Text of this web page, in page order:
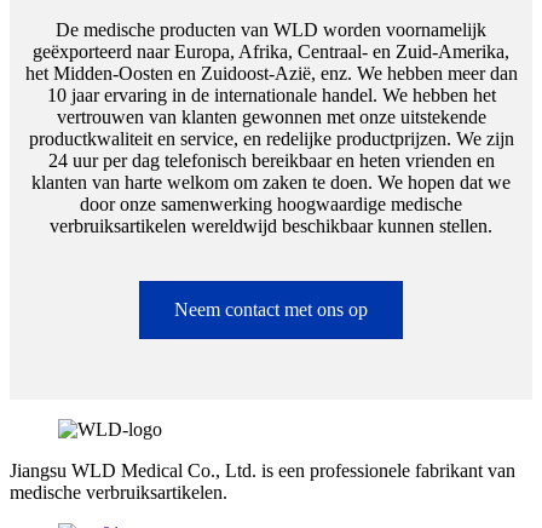
De medische producten van WLD worden voornamelijk
geëxporteerd naar Europa, Afrika, Centraal- en Zuid-Amerika,
het Midden-Oosten en Zuidoost-Azië, enz. We hebben meer dan
10 jaar ervaring in de internationale handel. We hebben het
vertrouwen van klanten gewonnen met onze uitstekende
productkwaliteit en service, en redelijke productprijzen. We zijn
24 uur per dag telefonisch bereikbaar en heten vrienden en
klanten van harte welkom om zaken te doen. We hopen dat we
door onze samenwerking hoogwaardige medische
verbruiksartikelen wereldwijd beschikbaar kunnen stellen.
Neem contact met ons op
Jiangsu WLD Medical Co., Ltd. is een professionele fabrikant van
medische verbruiksartikelen.